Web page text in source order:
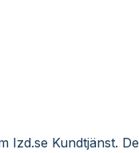
Izd.se Kundtjänst.